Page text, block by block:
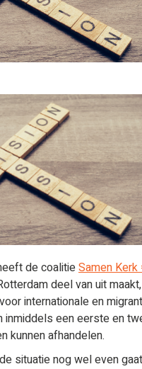
de coalitieSamen Kerk
deel van uit
internationale en
inmiddels een eerste en
kunnen afhandelen.
situatie nog wel even